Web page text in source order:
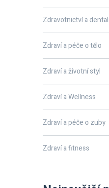
Zdravotnictví a
Zdraví a péče o tělo
Zdraví a životní styl
Zdraví a Wellness
Zdraví a péče o zuby
Zdraví a fitness